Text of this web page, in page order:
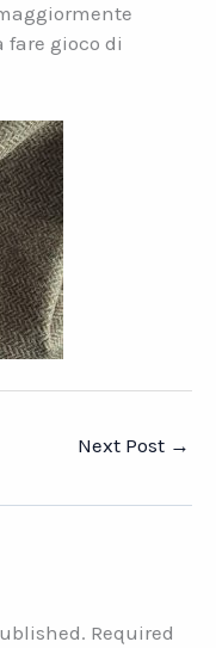
fare gioco di
Next Post →
Required